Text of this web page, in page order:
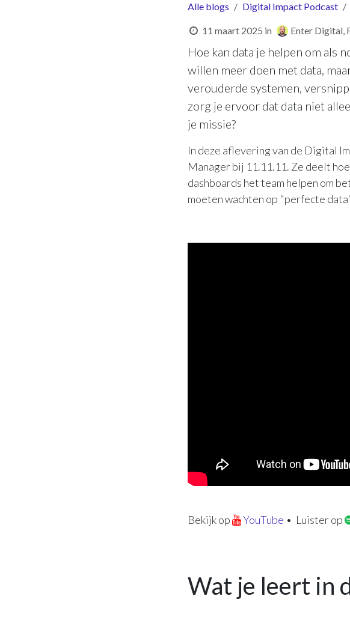
Alle blogs Digital Impact Podcast
11 maart 2025 in Enter Digital,
Hoe kan data je helpen om als
willen meer doen met data,
verouderde systemen,
zorg je ervoor dat data niet
je missie?
In deze aflevering van de Digital
Manager bij 11.11.11. Ze deelt
dashboards het team helpen om
moeten wachten op "perfecte
Bekijk op YouTube • Luister op
Wat je leert in